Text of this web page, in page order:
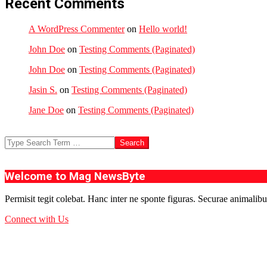
A WordPress Commenteron Hello world!
John Doe on Testing Comments (Paginated)
John Doe on Testing Comments (Paginated)
Jasin S. on Testing Comments (Paginated)
Jane Doe on Testing Comments (Paginated)
Search
Welcome to Mag NewsByte
Permisit tegit colebat. Hanc inter ne sponte figuras. Securae
Connect with Us